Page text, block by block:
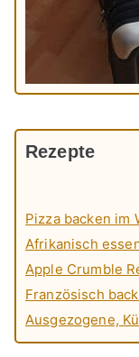
Rezepte
Pizza backen im
Afrikanisch
Apple Crumble
Französisch
Ausgezogene,